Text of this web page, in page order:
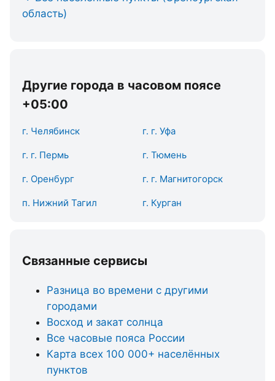
область)
Другие города в часовом поясе
+05:00
г. Челябинск г. г. Уфа
г. г. Пермь г. Тюмень
г. Оренбург г. г. Магнитогорск
п. Нижний Тагил г. Курган
Связанные сервисы
Разница во времени с другими
городами
Восход и закат солнца
Все часовые пояса России
Карта всех 100 000+ населённых
пунктов